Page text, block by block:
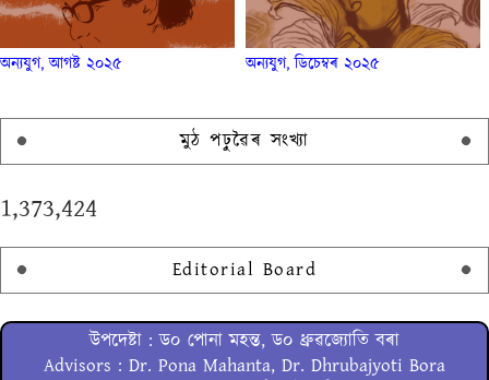
অন্যযুগ, আগষ্ট ২০২৫ অন্যযুগ, ডিচেম্বৰ ২০২৫
মুঠ পঢ়ুৱৈৰ সংখ্যা
1,373,424
Editorial Board
উপদেষ্টা : ড০ পোনা মহন্ত, ড০ ধ্ৰুৱজ্যোতি বৰা
Advisors : Dr. Pona Mahanta, Dr. Dhrubajyoti Bora